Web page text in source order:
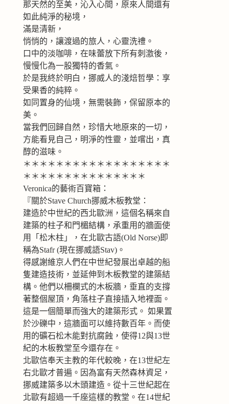
那天然的至美，沁入心間，原來人間還有
如此純淨的秘境，
滿是清新，
悄悄的，讓渡過的旅人，心靈洗禮。
口中的淡咖啡，在味蕾放下所有刺激後，
慢慢化為一股獨特的香氣。
於是我終於明白，挪威人的淺焙哲學：享
受果香的純粹。
如同置身的仙境，無需裝飾，保留原本的
美。
當我們回歸自然，珍惜大地原來的一切，
方能看見自己，明淨的性靈，並嚐出，真
醇的滋味。
＊＊＊＊＊＊＊＊＊＊＊＊＊＊＊＊＊＊
＊＊＊＊＊＊＊＊＊＊＊＊＊＊＊
Veronica的藝術百寶箱：
『關於Stave Church挪威木板教堂：
建造於中世紀的西北歐洲，這個名稱來自
建築的柱子和門楣結構，承重用的牆面使
用「松木柱」，在北歐古語(Old Norse)即
稱為Stafr (現在挪威語Stav)。
得感謝維京人們在中世紀發展出卓越的船
隻建造技術，並延伸到木板教堂的建築結
構。他們以柵欄式的木板牆，垂直的支撐
著整個屋頂，角落柱子直接插入地裡面。
這是一個簡單而強大的建築形式。 如果置
於沙礫中，這牆面可以維持數百年。而使
用的礦石松木能對抗腐蝕，使得12與13世
紀的木板教堂至今還存在。
北歐信奉天主教的年代較晚，在13世紀左
右北歐才普遍。因為富有天然森林資足，
挪威建築多以木頭建造。從十三世紀起在
北歐有超過一千座這樣的教堂。在14世紀